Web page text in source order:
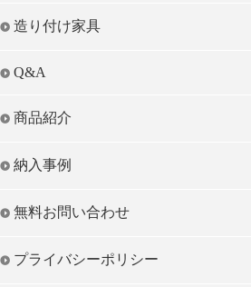
造り付け家具
Q&A
商品紹介
納入事例
無料お問い合わせ
プライバシーポリシー